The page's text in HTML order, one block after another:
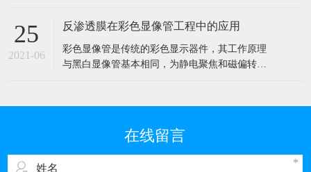
让膜孔径变小或者是阻塞。反渗透膜作为深圳反
的要素、损害。 1、反渗透体系污染 反渗透体系
的污染通常指体系进水中所含的无
25
2021-06
反渗透膜在彩色显像管工程中的应用
彩色显像管是传统的彩色显示器件，其工作原理
与黑白显像管基本相同，为静电聚焦和磁偏转方
我国排污的大户之一。与电子工业其它领域一
水，而经过彩管制造车间使用的纯水，排出时都
在线留言